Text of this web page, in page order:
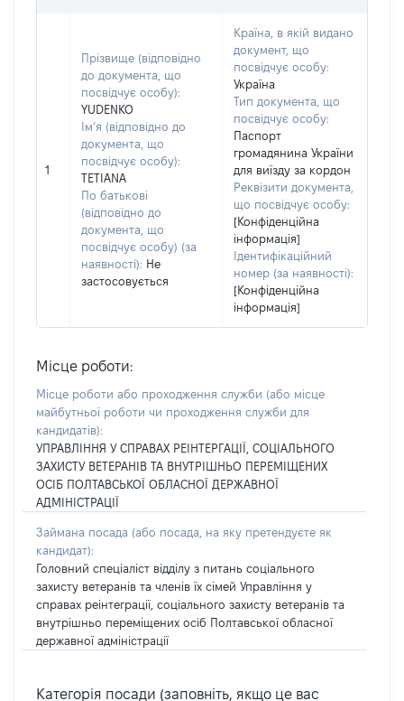
1
Прізвище (відповідно
до документа, що
посвідчує особу):
YUDENKO
Ім’я (відповідно до
документа, що
посвідчує особу):
TETIANA
По батькові
(відповідно до
документа, що
посвідчує особу) (за
наявності): Не
застосовується
Країна, в якій видано
документ, що
посвідчує особу:
Україна
Тип документа, що
посвідчує особу:
Паспорт
громадянина України
для виїзду за кордон
Реквізити документа,
що посвідчує особу:
[Конфіденційна
інформація]
Ідентифікаційний
номер (за наявності):
[Конфіденційна
інформація]
Місце роботи:
Місце роботи або проходження служби (або місце
майбутньої роботи чи проходження служби для
кандидатів):
УПРАВЛІННЯ У СПРАВАХ РЕІНТЕРГАЦІЇ, СОЦІАЛЬНОГО
ЗАХИСТУ ВЕТЕРАНІВ ТА ВНУТРІШНЬО ПЕРЕМІЩЕНИХ
ОСІБ ПОЛТАВСЬКОЇ ОБЛАСНОЇ ДЕРЖАВНОЇ
АДМІНІСТРАЦІЇ
Займана посада (або посада, на яку претендуєте як
кандидат):
Головний спеціаліст відділу з питань соціального
захисту ветеранів та членів їх сімей Управління у
справах реінтеграції, соціального захисту ветеранів та
внутрішньо переміщених осіб Полтавської обласної
державної адміністрації
Категорія посади (заповніть, якщо це вас